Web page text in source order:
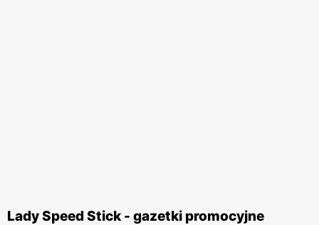
Lady Speed Stick - gazetki promocyjne